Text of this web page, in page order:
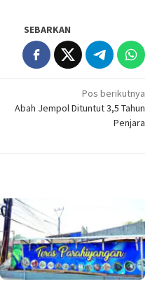
SEBARKAN
Pos berikutnya
Abah Jempol Dituntut 3,5 Tahun
Penjara